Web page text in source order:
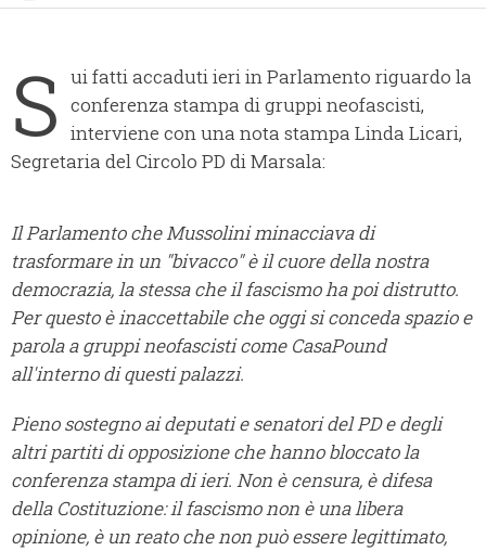
S ui fatti accaduti ieri in Parlamento riguardo la
conferenza stampa di gruppi neofascisti,
interviene con una nota stampa Linda Licari,
Segretaria del Circolo PD di Marsala:
Il Parlamento che Mussolini minacciava di
trasformare in un "bivacco" è il cuore della nostra
democrazia, la stessa che il fascismo ha poi distrutto.
Per questo è inaccettabile che oggi si conceda spazio e
parola a gruppi neofascisti come CasaPound
all'interno di questi palazzi.
Pieno sostegno ai deputati e senatori del PD e degli
altri partiti di opposizione che hanno bloccato la
conferenza stampa di ieri. Non è censura, è difesa
della Costituzione: il fascismo non è una libera
opinione, è un reato che non può essere legittimato,